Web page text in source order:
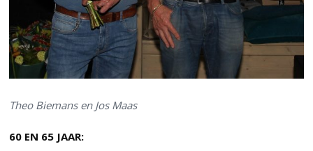
Theo Biemans en Jos Maas
60 EN 65 JAAR: